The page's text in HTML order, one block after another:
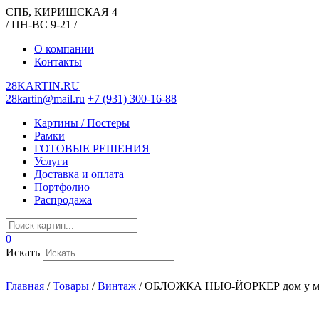
СПБ, КИРИШСКАЯ 4
/ ПН-ВС 9-21 /
О компании
Контакты
28KARTIN.RU
28kartin@mail.ru +7 (931) 300-16-88
Картины / Постеры
Рамки
ГОТОВЫЕ РЕШЕНИЯ
Услуги
Доставка и оплата
Портфолио
Распродажа
0
Искать
Главная /Товары /Винтаж /ОБЛОЖКА НЬЮ-ЙОРКЕР дом у